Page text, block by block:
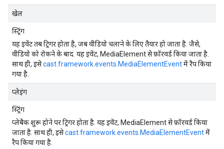
खेल
स्ट्रिंग
यह इवेंट तब ट्रिगर होता है, जब वीडियो चलाने के लिए तैयार हो जाता है. जैसे,
वीडियो को रोकने के बाद. यह इवेंट, MediaElement से फ़ॉरवर्ड किया जाता है.
साथ ही, इसेcast.framework.events.MediaElementEventमें रैप किया
गया है.
प्लेइंग
स्ट्रिंग
प्लेबैक शुरू होने पर ट्रिगर होता है. यह इवेंट, MediaElement से फ़ॉरवर्ड किया
जाता है. साथ ही, इसेcast.framework.events.MediaElementEventमें
रैप किया गया है.